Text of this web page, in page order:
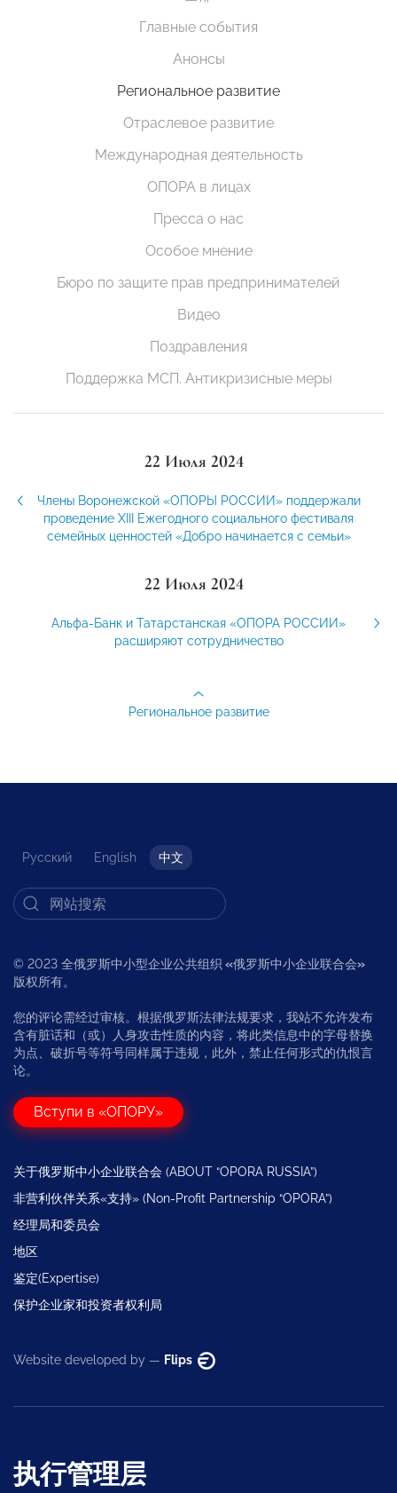
Главные события
Анонсы
Региональное развитие
Отраслевое развитие
Международная деятельность
ОПОРА в лицах
Пресса о нас
Особое мнение
Бюро по защите прав предпринимателей
Видео
Поздравления
Поддержка МСП. Антикризисные меры
22 Июля 2024
Члены Воронежской «ОПОРЫ РОССИИ» поддержали
проведение XIII Ежегодного социального фестиваля
семейных ценностей «Добро начинается с семьи»
22 Июля 2024
Альфа-Банк и Татарстанская «ОПОРА РОССИИ»
расширяют сотрудничество
Региональное развитие
Русский English 中文
© 2023 全俄罗斯中小型企业公共组织 «俄罗斯中小企业联合会»
版权所有。
您的评论需经过审核。根据俄罗斯法律法规要求，我站不允许发布
含有脏话和（或）人身攻击性质的内容，将此类信息中的字母替换
为点、破折号等符号同样属于违规，此外，禁止任何形式的仇恨言
论。
Вступи в «ОПОРУ»
关于俄罗斯中小企业联合会 (ABOUT “OPORA RUSSIA”)
非营利伙伴关系«支持» (Non-Profit Partnership “OPORA”)
经理局和委员会
地区
鉴定(Expertise)
保护企业家和投资者权利局
Website developed by — Flips
执行管理层